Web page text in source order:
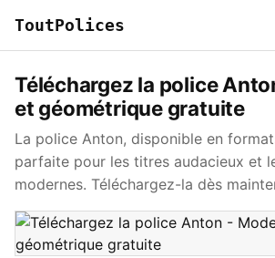
ToutPolices
Téléchargez la police
et géométrique gratuite
La police Anton, disponible en
parfaite pour les titres audacieux et
modernes. Téléchargez-la dès